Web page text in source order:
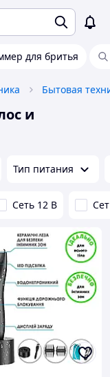
для бритья
Бытовая
и
Тип питания
Сеть 12 В